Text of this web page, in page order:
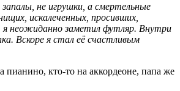
не игрушки, а смертельные
искалеченных, просивших,
я неожиданно заметил футляр. Внутри
Вскоре я стал её счастливым
пианино, кто-то на аккордеоне, папа же